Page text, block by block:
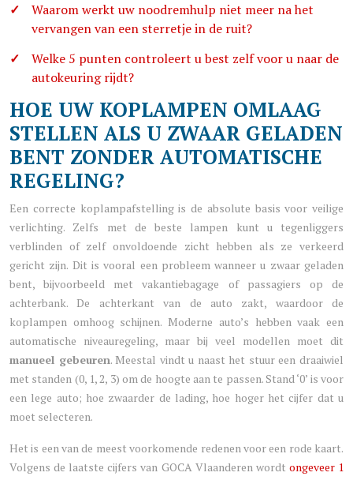
Waarom werkt uw noodremhulp niet meer na het
vervangen van een sterretje in de ruit?
Welke 5 punten controleert u best zelf voor u naar de
autokeuring rijdt?
HOE UW KOPLAMPEN OMLAAG
STELLEN ALS U ZWAAR GELADEN
BENT ZONDER AUTOMATISCHE
REGELING?
Een correcte koplampafstelling is de absolute basis voor veilige
verlichting. Zelfs met de beste lampen kunt u tegenliggers
verblinden of zelf onvoldoende zicht hebben als ze verkeerd
gericht zijn. Dit is vooral een probleem wanneer u zwaar geladen
bent, bijvoorbeeld met vakantiebagage of passagiers op de
achterbank. De achterkant van de auto zakt, waardoor de
koplampen omhoog schijnen. Moderne auto’s hebben vaak een
automatische niveauregeling, maar bij veel modellen moet dit
manueel gebeuren. Meestal vindt u naast het stuur een draaiwiel
met standen (0, 1, 2, 3) om de hoogte aan te passen. Stand ‘0’ is voor
een lege auto; hoe zwaarder de lading, hoe hoger het cijfer dat u
moet selecteren.
Het is een van de meest voorkomende redenen voor een rode kaart.
Volgens de laatste cijfers van GOCA Vlaanderen wordt ongeveer 1